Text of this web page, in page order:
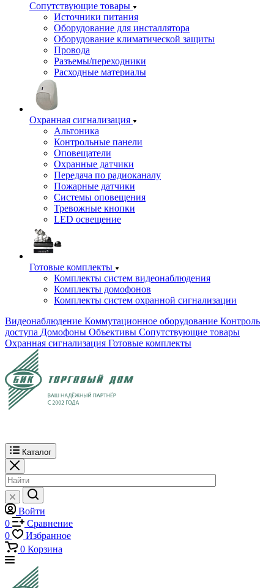
Сопутствующие товары
Источники питания
Оборудование для инсталлятора
Оборудование климатической защиты
Провода
Разъемы/переходники
Расходные материалы
Охранная сигнализация
Альтоника
Контрольные панели
Оповещатели
Охранные датчики
Передача по радиоканалу
Пожарные датчики
Системы оповещения
Тревожные кнопки
LED освещение
Готовые комплекты
Комплекты систем видеонаблюдения
Комплекты домофонов
Комплекты систем охранной сигнализации
Видеонаблюдение Коммутационное оборудование Контроль
доступа Домофоны Объективы Сопутствующие товары
Охранная сигнализация Готовые комплекты
Каталог
Войти
0
Сравнение
0
Избранное
0 Корзина